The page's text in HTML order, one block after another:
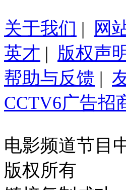
关于我们 | 网
英才 | 版权声
帮助与反馈 |
CCTV6广告招
电影频道节目
版权所有